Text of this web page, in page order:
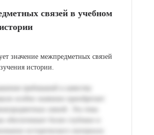
связей в учебном
значение межпредметных связей
истории.